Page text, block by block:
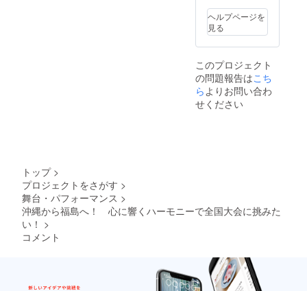
お越し
いただ
けない
方に
画の限
定URL
をお届
けしま
す
ヘルプページを
見る
このプロジェクト
の問題報告はこち
らよりお問い合わ
せください
トップ >
プロジェクトをさがす >
舞台・パフォーマンス >
沖縄から福島へ！ 心に響くハーモニーで全国大会に挑みた
い！ >
コメント